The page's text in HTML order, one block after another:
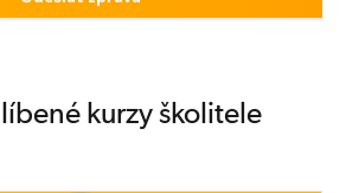
kurzy školitele